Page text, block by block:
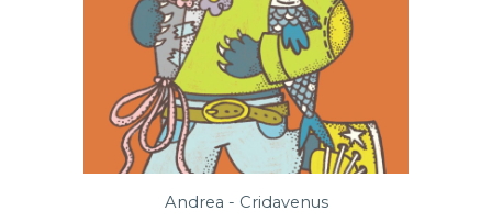
Andrea - Cridavenus